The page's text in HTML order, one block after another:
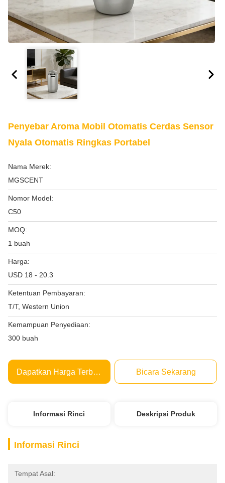
Penyebar Aroma Mobil Otomatis Cerdas Sensor
Nyala Otomatis Ringkas Portabel
Nama Merek:
MGSCENT
Nomor Model:
C50
MOQ:
1 buah
Harga:
USD 18 - 20.3
Ketentuan Pembayaran:
T/T, Western Union
Kemampuan Penyediaan:
300 buah
Dapatkan Harga Terbaik Bicara Sekarang
Informasi Rinci Deskripsi Produk
Informasi Rinci
Tempat Asal: